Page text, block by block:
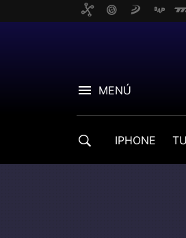
MENÚ
IPHONE